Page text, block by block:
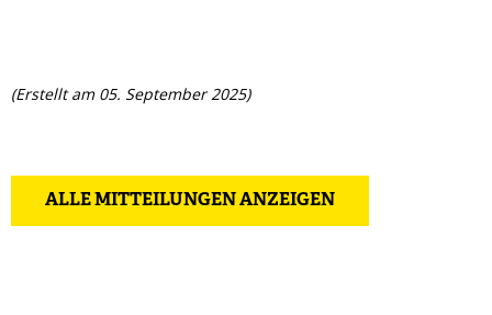
(Erstellt am 05. September 2025)
ALLE MITTEILUNGEN ANZEIGEN